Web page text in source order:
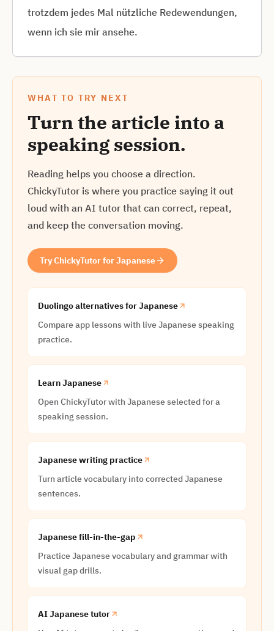
trotzdem jedes Mal nützliche Redewendungen,
wenn ich sie mir ansehe.
WHAT TO TRY NEXT
Turn the article into a
speaking session.
Reading helps you choose a direction.
ChickyTutor is where you practice saying it out
loud with an AI tutor that can correct, repeat,
and keep the conversation moving.
Try ChickyTutor for Japanese
Duolingo alternatives for Japanese
Compare app lessons with live Japanese speaking
practice.
Learn Japanese
Open ChickyTutor with Japanese selected for a
speaking session.
Japanese writing practice
Turn article vocabulary into corrected Japanese
sentences.
Japanese fill-in-the-gap
Practice Japanese vocabulary and grammar with
visual gap drills.
AI Japanese tutor